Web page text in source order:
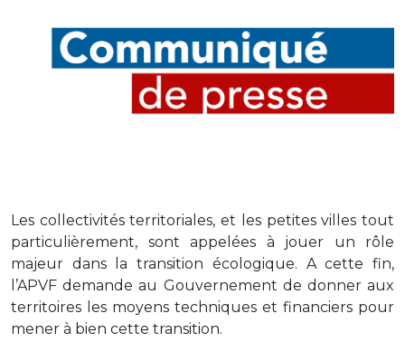
Les collectivités territoriales, et les petites villes tout
particulièrement, sont appelées à jouer un rôle
majeur dans la transition écologique. A cette fin,
l’APVF demande au Gouvernement de donner aux
territoires les moyens techniques et financiers pour
mener à bien cette transition.